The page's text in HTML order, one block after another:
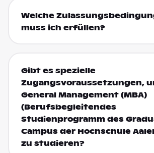
Welche
muss ich erfüllen?
Gibt es spezielle
Zugangsvoraussetzungen,
General Management (MBA)
(Berufsbegleitendes
Studienprogramm des
Campus der Hochschule
zu studieren?